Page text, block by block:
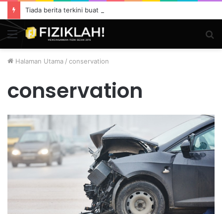
Tiada berita terkini buat masa ini.
Menu
Halaman Utama / conservation
conservation